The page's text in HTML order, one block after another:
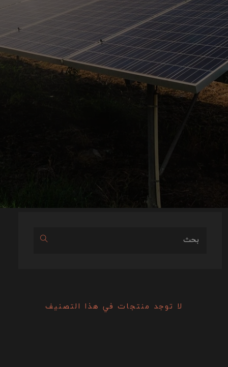
لا توجد منتجات في هذا التصنيف